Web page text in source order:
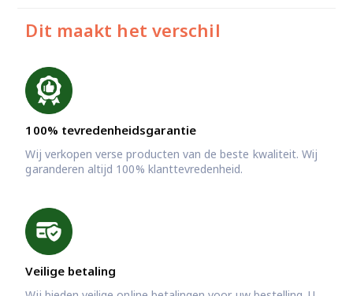
Dit maakt het verschil
100% tevredenheidsgarantie
Wij verkopen verse producten van de beste kwaliteit. Wij
garanderen altijd 100% klanttevredenheid.
Veilige betaling